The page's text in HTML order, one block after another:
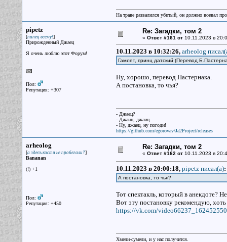
На траве развалился убитый, он должно воевал
pipetz
[пипец всему!]
Прирожденный Джаец
Я очень люблю этот Форум!
Пол:
Репутация: +307
Re: Загадки, том 2
« Ответ #161 от10.11.2023 в
10.11.2023 в 10:32:26, arheolog
Гамлет, принц датский (Перевод
Ну, хорошо, перевод Пастернака.
А постановка, то чья?
- Джаец?
- Джаиц, джаиц.
- Ну, джаец, ну погоди!
https://github.com/egorovav/Ja2Project/releases
arheolog
[а здесь кости не пробегали?]
Bananan
(!) +1
Пол:
Репутация: +450
Re: Загадки, том 2
« Ответ #162 от10.11.2023 в
10.11.2023 в 20:00:18, pipetz писал(a):
А постановка, то чья?
Тот спектакль, который в анекдоте?
Вот эту постановку рекомендую, хоть
https://vk.com/video66237_162452550
Хмели-сумели, и у нас получится.